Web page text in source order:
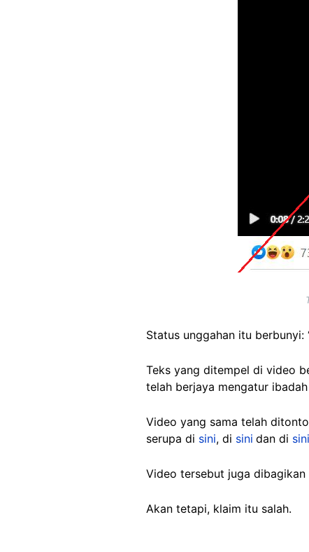
Status unggahan itu berbunyi:
Teks yang ditempel di video
telah berjaya mengatur
Video yang sama telah
serupa di sini, di sini dan di sini
Video tersebut juga
Akan tetapi, klaim itu salah.